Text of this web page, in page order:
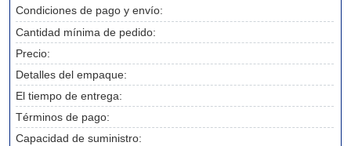
Condiciones de pago y envío:
Cantidad mínima de pedido:
Precio:
Detalles del empaque:
El tiempo de entrega:
Términos de pago:
Capacidad de suministro: